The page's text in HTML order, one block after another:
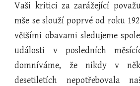
Vaši kritici za zarážející
mše se slouží poprvé od roku
většími obavami sledujeme
události v posledních
domníváme, že nikdy v
desetiletích nepotřebovala